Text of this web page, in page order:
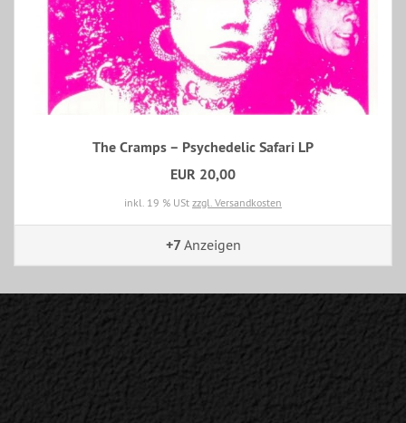
The Cramps – Psychedelic Safari LP
EUR 20,00
inkl. 19 % USt zzgl. Versandkosten
+7 Anzeigen